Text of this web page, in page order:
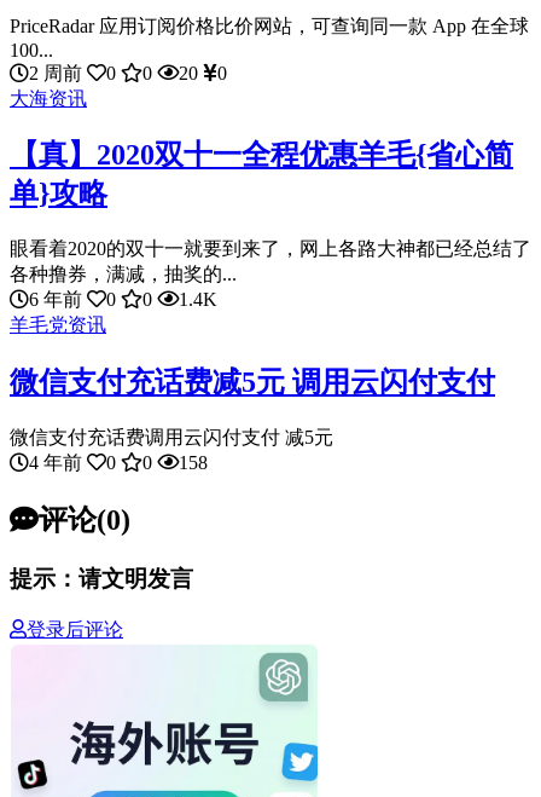
PriceRadar 应用订阅价格比价网站，可查询同一款 App 在全球
100...
2 周前
0 0 20
0
大海资讯
【真】2020双十一全程优惠羊毛{省心简
单}攻略
眼看着2020的双十一就要到来了，网上各路大神都已经总结了
各种撸券，满减，抽奖的...
6 年前
0 0
1.4K
羊毛党资讯
微信支付充话费减5元 调用云闪付支付
微信支付充话费调用云闪付支付 减5元
4 年前
0 0 158
评论(0)
提示：请文明发言
登录后评论